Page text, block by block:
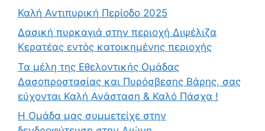
Καλή Αντιπυρική Περίοδο 2025
Δασική πυρκαγιά στην περιοχή Διψέλιζα
Κερατέας εντός κατοικημένης περιοχής
Τα μέλη της Εθελοντικής Ομάδας
Δασοπροστασίας και Πυρόσβεσης Βάρης, σας
εύχονται Καλή Ανάσταση & Καλό Πάσχα !
Η Ομάδα μας συμμετείχε στην